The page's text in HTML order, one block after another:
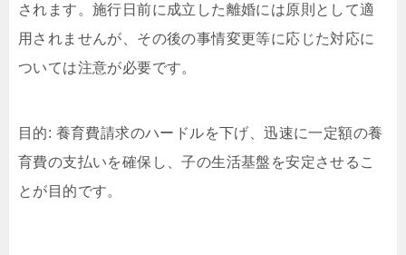
されます。施行日前に成立した離婚には原則として適
用されませんが、その後の事情変更等に応じた対応に
ついては注意が必要です。
目的: 養育費請求のハードルを下げ、迅速に一定額の養
育費の支払いを確保し、子の生活基盤を安定させるこ
とが目的です。